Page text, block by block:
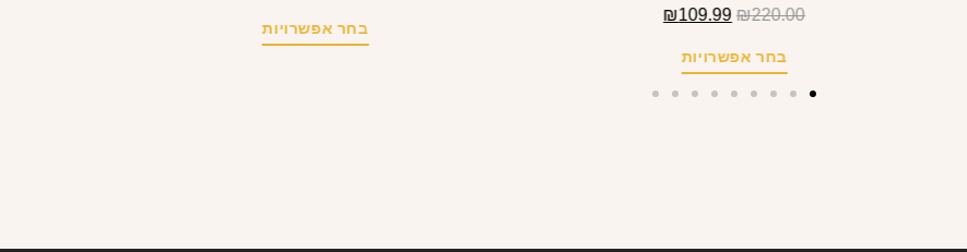
₪220.00
₪109.99
בחר אפשרויות
בחר אפשרויות